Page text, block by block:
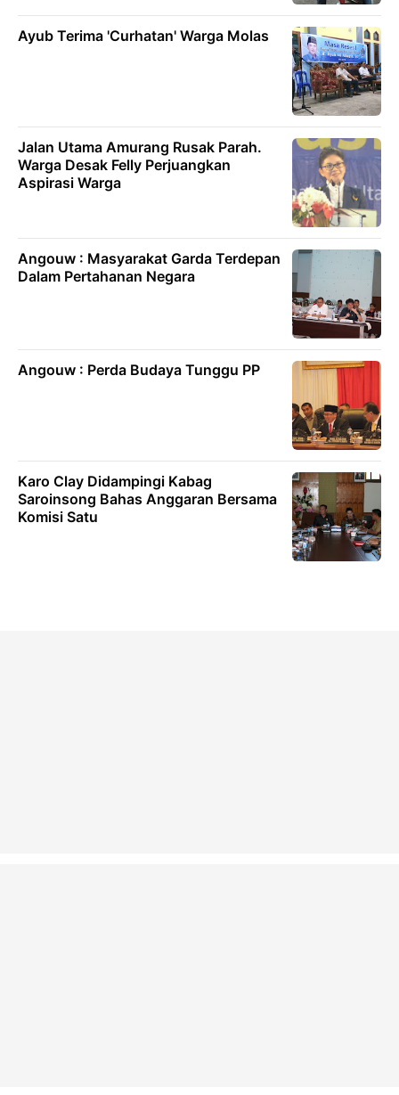
Ayub Terima 'Curhatan' Warga Molas
Jalan Utama Amurang Rusak Parah.
Warga Desak Felly Perjuangkan
Aspirasi Warga
Angouw : Masyarakat Garda Terdepan
Dalam Pertahanan Negara
Angouw : Perda Budaya Tunggu PP
Karo Clay Didampingi Kabag
Saroinsong Bahas Anggaran Bersama
Komisi Satu